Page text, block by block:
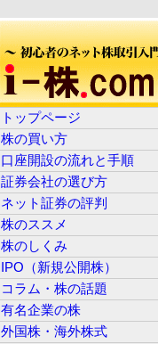
トップページ
株の買い方
口座開設の流れと手順
証券会社の選び方
ネット証券の評判
株のススメ
株のしくみ
IPO（新規公開株）
コラム・株の話題
有名企業の株
外国株・海外株式